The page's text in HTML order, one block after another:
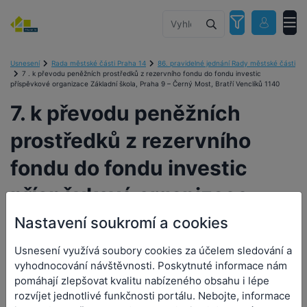
Usnesení Rada městské části Praha 14
86. pravidelné jednání Rady městské části
7 . k převodu peněžních prostředků z rezervního fondu do fondu investic
příspěvkové organizace Základní škola, Praha 9 – Černý Most, Bratří Venclíků 1140
7. k převodu peněžních
prostředků z rezervního
fondu do fondu investic
příspěvkové organizace
Základní škola, Praha 9 –
Černý Most, Bratří Venclíků
1140
Nastavení soukromí a cookies
Usnesení využívá soubory cookies za účelem sledování a
vyhodnocování návštěvnosti. Poskytnuté informace nám
pomáhají zlepšovat kvalitu nabízeného obsahu i lépe
rozvíjet jednotlivé funkčnosti portálu. Nebojte, informace